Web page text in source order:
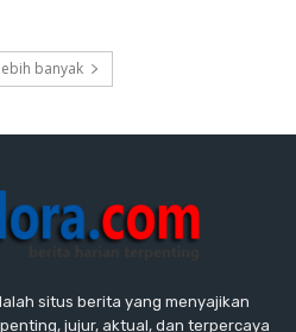
banyak
situs berita yang menyajikan
jujur, aktual, dan terpercaya